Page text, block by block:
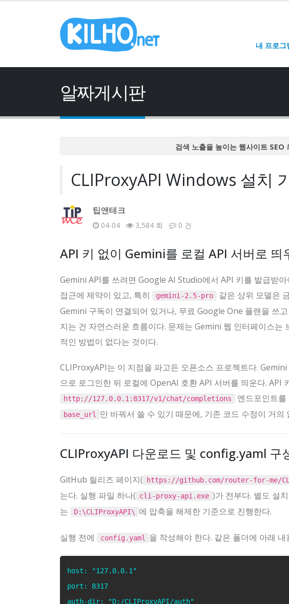
내 프로그
알짜게시판
검색 노출을 높이는 웹사이트 SEO
검색 노출을 높이는 웹사이트 SEO
CLIProxyAPI Windows 설치
팁앤테크
04-04 3,584 회 0 건
API 키 없이 Gemini를 로컬 API 서버로 띄
Gemini API를 쓰려면 Google AI Studio에서 API 키를 발급받
접근에 제약이 있고, 특히
gemini-2.5-pro
같은 상위 모델은
Gemini 구독이 연결되어 있거나, 무료 Google One 플랜을 쓰
지는 건 자연스러운 흐름이다. 문제는 Gemini 웹 인터페이스는
적인 방법이 없다는 것이다.
CLIProxyAPI는 이 지점을 파고든 오픈소스 프로젝트다.
으로 로그인한 뒤 로컬에 OpenAI 호환 API 서버를 띄운다. API
http://127.0.0.1:8317/v1/chat/completions 엔드포인트
base_url 만 바꿔서 쓸 수 있기 때문에, 기존 코드 수정이 거의
CLIProxyAPI 다운로드 및 config.yaml 구
GitHub 릴리즈 페이지( https://github.com/router-for-me/
는다. 실행 파일 하나( cli-proxy-api.exe )가 전부다. 별도 설
는
D:\CLIProxyAPI\ 에 압축을 해제한 기준으로 진행한다.
실행 전에 config.yaml 을 작성해야 한다. 같은 폴더에 아래
host: "127.0.0.1"
port: 8317
auth-dir: "D:/CLIProxyAPI/auth"